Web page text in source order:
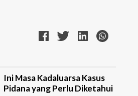
Ini Masa Kadaluarsa Kasus
Pidana yang Perlu Diketahui